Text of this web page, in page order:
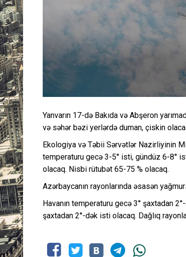
Yanvarın 17-də Bakıda və Abşeron
və səhər bəzi yerlərdə duman, çiskin
Ekologiya və Təbii Sərvətlər Nazirliyinin
temperaturu gecə 3-5° isti, gündüz 6-8°
olacaq. Nisbi rütubət 65-75 % olacaq.
Azərbaycanın rayonlarında əsasən
Havanın temperaturu gecə 3° şaxtadan
şaxtadan 2°-dək isti olacaq. Dağlıq